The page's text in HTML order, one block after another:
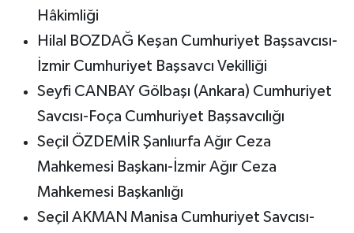
Hâkimliği
Hilal BOZDAĞ Keşan Cumhuriyet Başsavcısı-
İzmir Cumhuriyet Başsavcı Vekilliği
Seyfi CANBAY Gölbaşı (Ankara) Cumhuriyet
Savcısı-Foça Cumhuriyet Başsavcılığı
Seçil ÖZDEMİR Şanlıurfa Ağır Ceza
Mahkemesi Başkanı-İzmir Ağır Ceza
Mahkemesi Başkanlığı
Seçil AKMAN Manisa Cumhuriyet Savcısı-